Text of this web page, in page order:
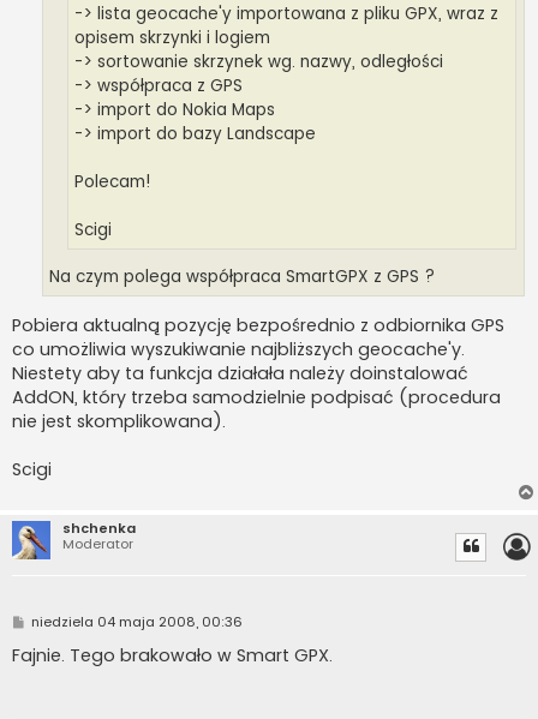
-> lista geocache'y importowana z pliku GPX, wraz z
opisem skrzynki i logiem
-> sortowanie skrzynek wg. nazwy, odległości
-> współpraca z GPS
-> import do Nokia Maps
-> import do bazy Landscape
Polecam!
Scigi
Na czym polega współpraca SmartGPX z GPS ?
Pobiera aktualną pozycję bezpośrednio z odbiornika GPS
co umożliwia wyszukiwanie najbliższych geocache'y.
Niestety aby ta funkcja działała należy doinstalować
AddON, który trzeba samodzielnie podpisać (procedura
nie jest skomplikowana).
Scigi
shchenka
Moderator
P
s
t
niedziela 04 maja 2008, 00:36
Fajnie. Tego brakowało w Smart GPX.